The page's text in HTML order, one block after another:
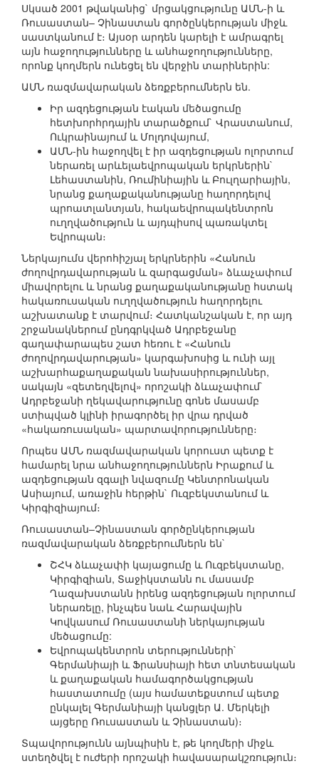
Սկսած 2001 թվականից` մրցակցությունը ԱՄՆ-ի և
Ռուսաստան– Չինաստան գործընկերության միջև
սաստկանում է։ Այսօր արդեն կարելի է ամրագրել
այն հաջողությունները և անհաջողությունները,
որոնք կողմերն ունեցել են վերջին տարիներին:
ԱՄՆ ռազմավարական ձեռքբերումներն են.
Իր ազդեցության էական մեծացումը
հետխորհրդային տարածքում` Վրաստանում,
Ուկրաինայում և Մոլդովայում,
ԱՄՆ-ին հաջողվել է իր ազդեցության ոլորտում
ներառել արևելաեվրոպական երկրներին`
Լեհաստանին, Ռումինիային և Բուլղարիային,
նրանց քաղաքականությանը հաղորդելով
պրոատլանտյան, հակաեվրոպակենտրոն
ուղղվածություն և այդպիսով պառակտել
Եվրոպան։
Ներկայումս վերոհիշյալ երկրներին «Հանուն
ժողովրդավարության և զարգացման» ձևաչափում
միավորելու և նրանց քաղաքականությանը հստակ
հակառուսական ուղղվածություն հաղորդելու
աշխատանք է տարվում։ Հատկանշական է, որ այդ
շրջանակներում ընդգրկված Ադրբեջանը
գաղափարապես շատ հեռու է «Հանուն
ժողովրդավարության» կարգախոսից և ունի այլ
աշխարհաքաղաքական նախասիրություններ,
սակայն «զետեղվելով» որոշակի ձևաչափում`
Ադրբեջանի ղեկավարությունը գոնե մասամբ
ստիպված կլինի իրագործել իր վրա դրված
«հակառուսական» պարտավորությունները։
Որպես ԱՄՆ ռազմավարական կորուստ պետք է
համարել նրա անհաջողություններն Իրաքում և
ազդեցության զգալի նվազումը Կենտրոնական
Ասիայում, առաջին հերթին` Ուզբեկստանում և
Կիրգիզիայում։
Ռուսաստան–Չինաստան գործընկերության
ռազմավարական ձեռքբերումներն են`
ՇՀԿ ձևաչափի կայացումը և Ուզբեկստանը,
Կիրգիզիան, Տաջիկստանն ու մասամբ
Ղազախստանն իրենց ազդեցության ոլորտում
ներառելը, ինչպես նաև Հարավային
Կովկասում Ռուսաստանի ներկայության
մեծացումը:
Եվրոպակենտրոն տերությունների`
Գերմանիայի և Ֆրանսիայի հետ տնտեսական
և քաղաքական համագործակցության
հաստատումը (այս համատեքստում պետք
ընկալել Գերմանիայի կանցլեր Ա. Մերկելի
այցերը Ռուսաստան և Չինաստան)։
Տպավորությունն այնպիսին է, թե կողմերի միջև
ստեղծվել է ուժերի որոշակի հավասարակշռություն։